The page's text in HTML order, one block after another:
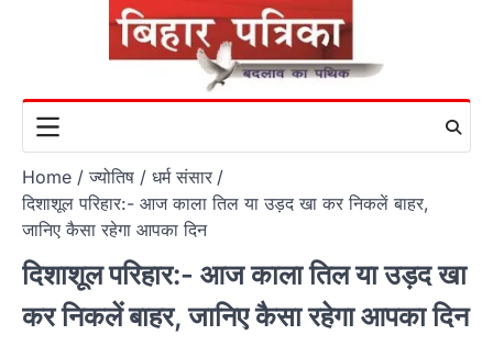
Home
ज्योतिष / धर्म संसार
दिशाशूल परिहार:- आज काला तिल या उड़द खा कर निकलें बाहर,
जानिए कैसा रहेगा आपका दिन
दिशाशूल परिहार:- आज काला तिल या उड़द खा
कर निकलें बाहर, जानिए कैसा रहेगा आपका दिन